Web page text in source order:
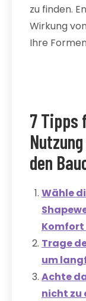
zu finden.
Wirkung
Ihre
7 Tipps
den
Wähle
Komfort
Trage
um
Achte
nicht zu